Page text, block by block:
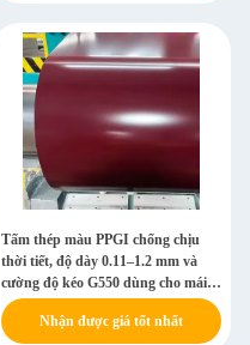
Tấm thép màu PPGI chống chịu
thời tiết, độ dày 0.11–1.2 mm và
cường độ kéo G550 dùng cho mái
và ốp tường
Nhận được giá tốt nhất